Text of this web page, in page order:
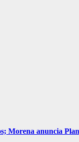
Morena anuncia